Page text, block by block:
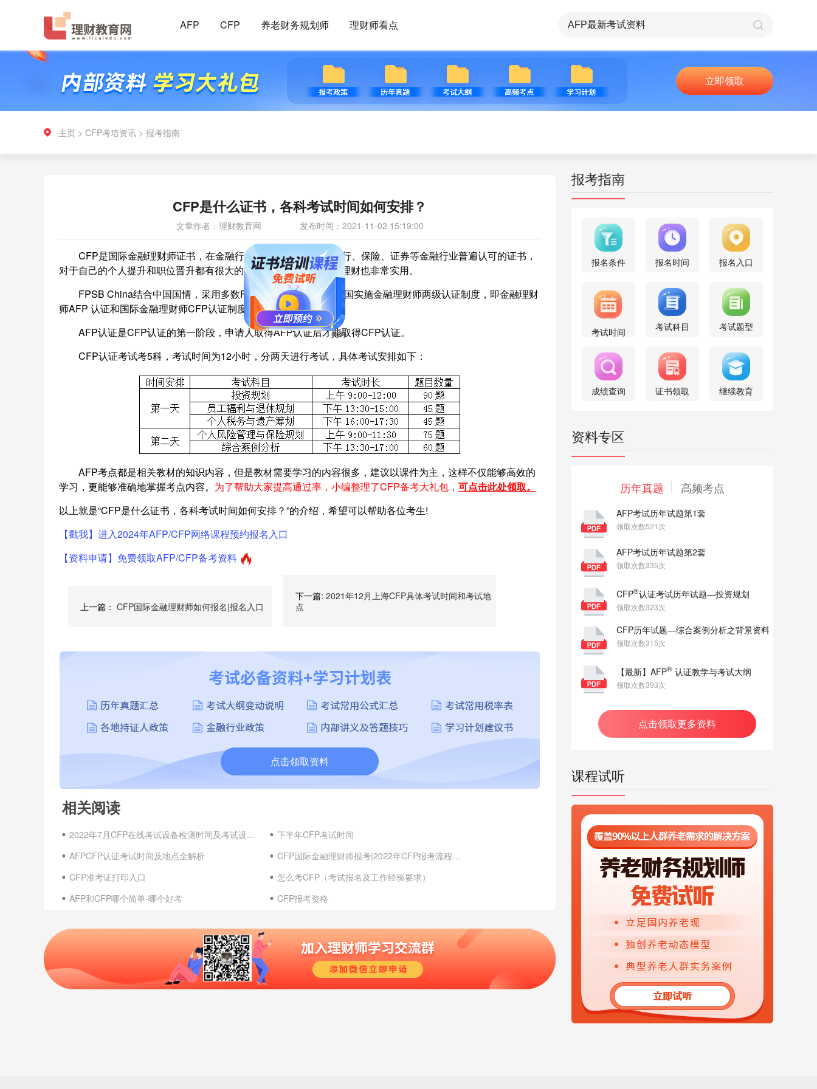
AFP CFP 养老财务规划师 理财师看点
立即领取
主页 > CFP考培资讯 > 报考指南
CFP是什么证书，各科考试时间如何安排？
文章作者：理财教育网 发布时间：2021-11-02 15:19:00
CFP是国际金融理财师证书，在金融行业的含金量很高，是银行、保险、证券等金融行业普遍认可的证书，
对于自己的个人提升和职位晋升都有很大的帮助，同时对自己家庭理财也非常实用。
FPSB China结合中国国情，采用多数FPSB成员的做法，在中国实施金融理财师两级认证制度，即金融理财
师AFP 认证和国际金融理财师CFP认证制度。
AFP认证是CFP认证的第一阶段，申请人取得AFP认证后才能取得CFP认证。
CFP认证考试考5科，考试时间为12小时，分两天进行考试，具体考试安排如下：
AFP考点都是相关教材的知识内容，但是教材需要学习的内容很多，建议以课件为主，这样不仅能够高效的
学习，更能够准确地掌握考点内容。 为了帮助大家提高通过率，小编整理了CFP备考大礼包， 可点击此处领取。
以上就是“CFP是什么证书，各科考试时间如何安排？”的介绍，希望可以帮助各位考生!
【戳我】进入2024年AFP/CFP网络课程预约报名入口
【资料申请】免费领取AFP/CFP备考资料
上一篇： CFP国际金融理财师如何报名|报名入口
下一篇: 2021年12月上海CFP具体考试时间和考试地
点
点击领取资料
相关阅读
2022年7月CFP在线考试设备检测时间及考试设备要求（在家考试）
下半年CFP考试时间
AFPCFP认证考试时间及地点全解析
CFP国际金融理财师报考|2022年CFP报考流程大全
CFP准考证打印入口
怎么考CFP（考试报名及工作经验要求）
AFP和CFP哪个简单-哪个好考
CFP报考资格
报考指南
报名条件 报名时间 报名入口
考试时间 考试科目 考试题型
成绩查询 证书领取 继续教育
资料专区
历年真题 高频考点
AFP考试历年试题第1套
领取次数521次
AFP考试历年试题第2套
领取次数335次
CFP®认证考试历年试题—投资规划
领取次数323次
CFP历年试题—综合案例分析之背景资料
领取次数315次
【最新】AFP® 认证教学与考试大纲
领取次数393次
点击领取更多资料
课程试听